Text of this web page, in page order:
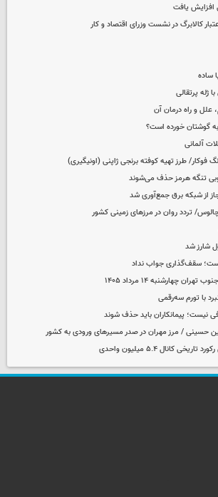
افزایش یافت
کالابرگ در نشست وزرای اقتصاد و کار
ساده
ژله پرتقالی
علل و راه درمان آن
به گوشتان خورده است؟
فوکار/ طرز تهیه کوفته برنجی ژاپنی (اونیگیری)
تنگه هرمز حذف می‌شوند
تردد روان در مرزهای زمینی کشور
شارز شد
سقف‌گذاری جواب نداد
چهارشنبه ۱۴ مرداد ۱۴۰۵
با تورم سه‌رقمی
نیست؛ پیمانکاران باید حذف شوند
حسینی / مرز مهران در صدر مسیرهای ورودی به کشور
کانال ۵.۴ میلیون واحدی